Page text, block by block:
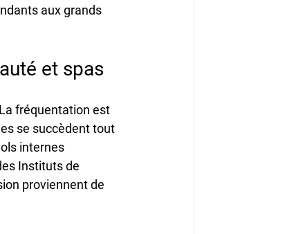
aux grands
et spas
fréquentation est
se succèdent tout
internes
Instituts de
proviennent de